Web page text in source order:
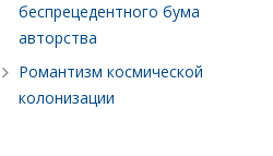
беспрецедентного бума
авторства
Романтизм космической
колонизации